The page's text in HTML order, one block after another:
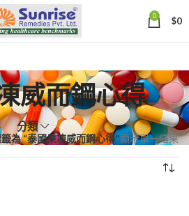
0 $0
威而鋼心得
分類
為 “泰國果凍威而鋼心得”顯示單一結果